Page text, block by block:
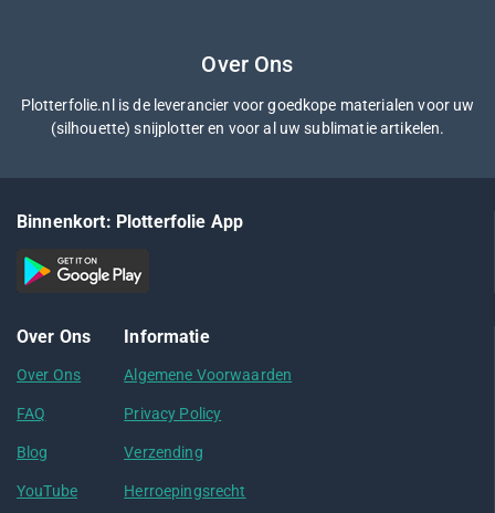
Over Ons
Plotterfolie.nl is de leverancier voor goedkope materialen voor uw
(silhouette) snijplotter en voor al uw sublimatie artikelen.
Binnenkort: Plotterfolie App
Over Ons
Over Ons
FAQ
Blog
YouTube
Informatie
Algemene Voorwaarden
Privacy Policy
Verzending
Herroepingsrecht